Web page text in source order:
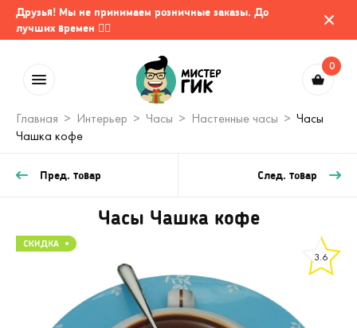
Друзья! Мы не принимаем розничные заказы. До
лучших времен 🤷‍♂️
0
Главная Интерьер Часы Настенные часы
Часы
Чашка кофе
Пред. товар След. товар
Часы Чашка кофе
3.6